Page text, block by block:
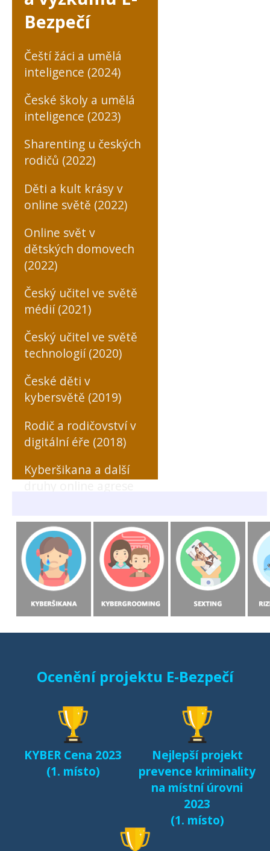
Bezpečí
Čeští žáci a umělá
inteligence (2024)
České školy a umělá
inteligence (2023)
Sharenting u českých
rodičů (2022)
Děti a kult krásy v
online světě (2022)
Online svět v
dětských domovech
(2022)
Český učitel ve světě
médií (2021)
Český učitel ve světě
technologií (2020)
České děti v
kybersvětě (2019)
Rodič a rodičovství v
digitální éře (2018)
Kyberšikana a další
(MONO, 2018)
Rizikové formy
chování českých a
slovenských dětí v
prostředí internetu
(MONO, 2015)
Sexting a rizikové
dětí v kyberprostoru
Fenomén Minecraft v
českém prostředí
Další výsledky jsou k
Ocenění projektu E-Bezpečí
KYBER Cena 2023
(1. místo)
Nejlepší projekt
prevence kriminality
na místní úrovni
2023
(1. místo)